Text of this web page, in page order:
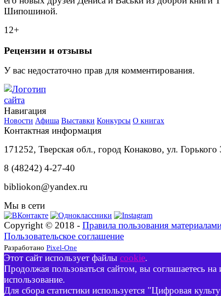
Шипошиной.
12+
Рецензии и отзывы
У вас недостаточно прав для комментирования.
Навигация
Новости Афиша Выставки Конкурсы О книгах
Контактная информация
171252, Тверская обл., город Конаково, ул. Горького
8 (48242) 4-27-40
bibliokon@yandex.ru
Мы в сети
Copyright © 2018 - Правила пользования
Пользовательское соглашение
Разработано Pixel-One
Этот сайт использует файлы cookie.
Продолжая пользоваться сайтом, вы соглашаетесь на
использование.
Для сбора статистики используется "Цифровая